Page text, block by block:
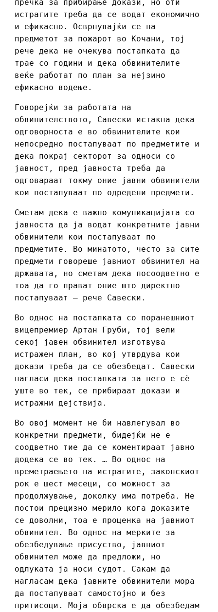
пречка за прибирање докази, но оти
истрагите треба да се водат економично
и ефикасно. Осврнувајќи се на
предметот за пожарот во Кочани, тој
рече дека не очекува постапката да
трае со години и дека обвинителите
веќе работат по план за нејзино
ефикасно водење.
Говорејќи за работата на
обвинителството, Савески истакна дека
одговорноста е во обвинителите кои
непосредно постапуваат по предметите и
дека покрај секторот за односи со
јавност, пред јавноста треба да
одговараат токму оние јавни обвинители
кои постапуваат по одредени предмети.
Сметам дека е важно комуникацијата со
јавноста да ја водат конкретните јавни
обвинители кои постапуваат по
предметите. Во минатото, често за сите
предмети говореше јавниот обвинител на
државата, но сметам дека посоодветно е
тоа да го прават оние што директно
постапуваат – рече Савески.
Во однос на постапката со поранешниот
вицепремиер Артан Груби, тој вели
секој јавен обвинител изготвува
истражен план, во кој утврдува кои
докази треба да се обезбедат. Савески
нагласи дека постапката за него е сè
уште во тек, се прибираат докази и
истражни дејствија.
Во овој момент не би навлегувал во
конкретни предмети, бидејќи не е
соодветно тие да се коментираат јавно
додека се во тек. … Во однос на
времетраењето на истрагите, законскиот
рок е шест месеци, со можност за
продолжување, доколку има потреба. Не
постои прецизно мерило кога доказите
се доволни, тоа е проценка на јавниот
обвинител. Во однос на мерките за
обезбедување присуство, јавниот
обвинител може да предложи, но
одлуката ја носи судот. Сакам да
нагласам дека јавните обвинители мора
да постапуваат самостојно и без
притисоци. Моја обврска е да обезбедам